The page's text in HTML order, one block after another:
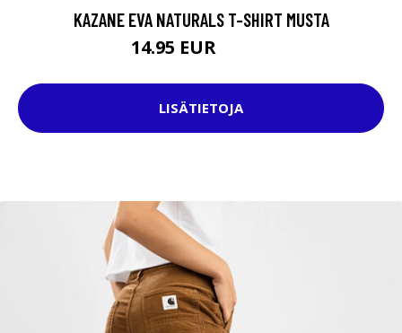
KAZANE EVA NATURALS T-SHIRT MUSTA
14.95 EUR
LISÄTIETOJA